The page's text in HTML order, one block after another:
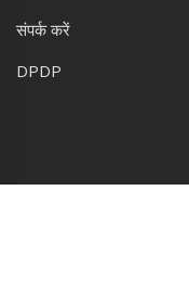
संपर्क करें
DPDP